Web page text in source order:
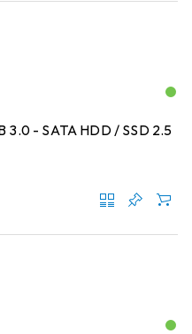
3.0 - SATA HDD / SSD 2.5